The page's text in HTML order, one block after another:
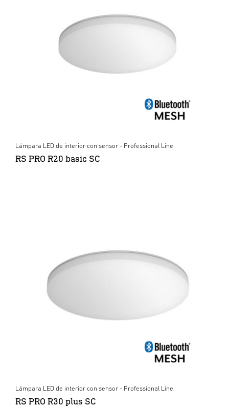
Lámpara LED de interior con sensor - Professional Line
RS PRO R20 basic SC
Lámpara LED de interior con sensor - Professional Line
RS PRO R30 plus SC